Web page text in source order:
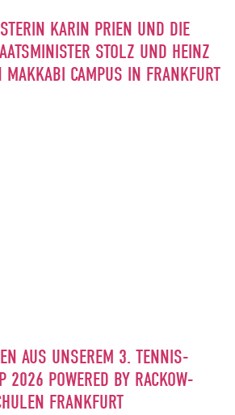
KARIN PRIEN UND DIE
STOLZ UND HEINZ
MAKKABI CAMPUS IN FRANKFURT
AUS UNSEREM 3. TENNIS-
2026 POWERED BY RACKOW-
FRANKFURT